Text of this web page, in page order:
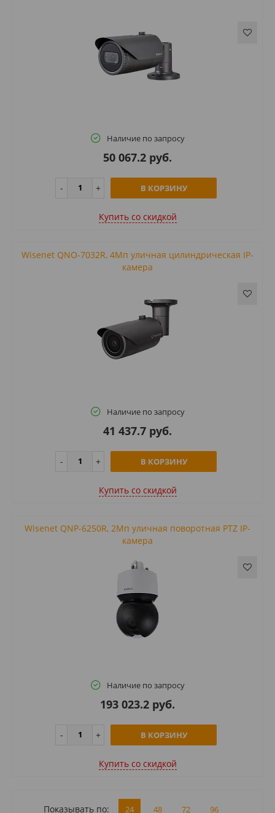
Наличие по запросу
50 067.2 руб.
В КОРЗИНУ
Купить cо скидкой
Wisenet QNO-7032R, 4Мп уличная цилиндрическая IP-
камера
Наличие по запросу
41 437.7 руб.
В КОРЗИНУ
Купить cо скидкой
Wisenet QNP-6250R, 2Мп уличная поворотная PTZ IP-
камера
Наличие по запросу
193 023.2 руб.
В КОРЗИНУ
Купить cо скидкой
Показывать по: 24 48 72 96